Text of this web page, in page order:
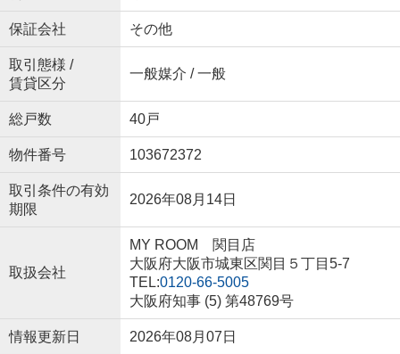
保証会社 その他
取引態様 /
賃貸区分
一般媒介 / 一般
総戸数 40戸
物件番号 103672372
取引条件の有効
期限
2026年08月14日
取扱会社
MY ROOM 関目店
大阪府大阪市城東区関目５丁目5-7
TEL:0120-66-5005
大阪府知事 (5) 第48769号
情報更新日 2026年08月07日